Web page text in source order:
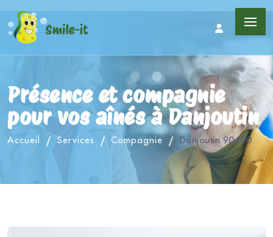
Présence et compagnie
pour vos aînés à Danjoutin
Accueil Services Compagnie Danjoutin 90400